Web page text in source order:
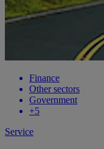
Finance
Other sectors
Government
+5
Service